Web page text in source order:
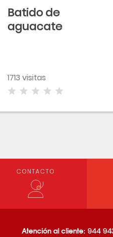
Batido de
aguacate
1713 visitas
CONTACTO
Atención al cliente: 944